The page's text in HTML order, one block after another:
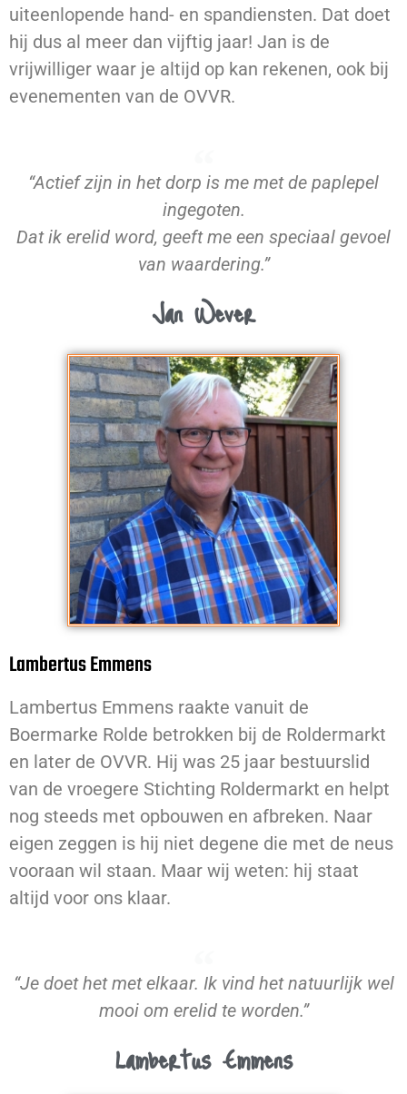
uiteenlopende hand- en spandiensten. Dat doet
hij dus al meer dan vijftig jaar! Jan is de
vrijwilliger waar je altijd op kan rekenen, ook bij
evenementen van de OVVR.
“Actief zijn in het dorp is me met de paplepel
ingegoten.
Dat ik erelid word, geeft me een speciaal gevoel
van waardering.”
Jan Wever
Lambertus Emmens
Lambertus Emmens raakte vanuit de
Boermarke Rolde betrokken bij de Roldermarkt
en later de OVVR. Hij was 25 jaar bestuurslid
van de vroegere Stichting Roldermarkt en helpt
nog steeds met opbouwen en afbreken. Naar
eigen zeggen is hij niet degene die met de neus
vooraan wil staan. Maar wij weten: hij staat
altijd voor ons klaar.
“Je doet het met elkaar. Ik vind het natuurlijk wel
mooi om erelid te worden.”
Lambertus Emmens